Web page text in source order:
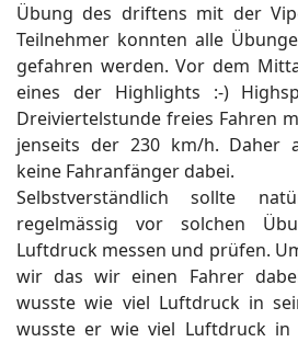
Übung des driftens mit der
Teilnehmer konnten alle
gefahren werden. Vor dem
eines der Highlights :-)
Dreiviertelstunde freies Fahren
jenseits der 230 km/h. Daher
keine Fahranfänger dabei.
Selbstverständlich sollte
regelmässig vor solchen
Luftdruck messen und prüfen.
wir das wir einen Fahrer
wusste wie viel Luftdruck in
wusste er wie viel Luftdruck in